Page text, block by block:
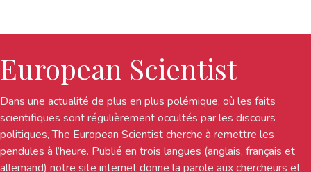
European Scientist
Dans une actualité de plus en plus polémique, où les faits
scientifiques sont régulièrement occultés par les discours
politiques, The European Scientist cherche à remettre les
pendules à l’heure. Publié en trois langues (anglais, français et
allemand) notre site internet donne la parole aux chercheurs et